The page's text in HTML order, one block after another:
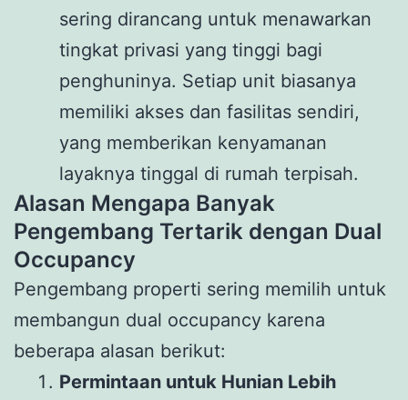
sering dirancang untuk menawarkan
tingkat privasi yang tinggi bagi
penghuninya. Setiap unit biasanya
memiliki akses dan fasilitas sendiri,
yang memberikan kenyamanan
layaknya tinggal di rumah terpisah.
Alasan Mengapa Banyak
Pengembang Tertarik dengan Dual
Occupancy
Pengembang properti sering memilih untuk
membangun dual occupancy karena
beberapa alasan berikut:
Permintaan untuk Hunian Lebih